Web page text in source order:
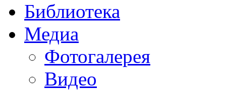
Библиотека
Медиа
Фотогалерея
Видео